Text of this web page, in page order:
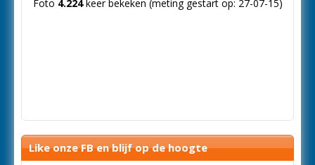
Foto 4.224keer bekeken (meting gestart op: 27-07-15)
Like onze FB en blijf op de hoogte